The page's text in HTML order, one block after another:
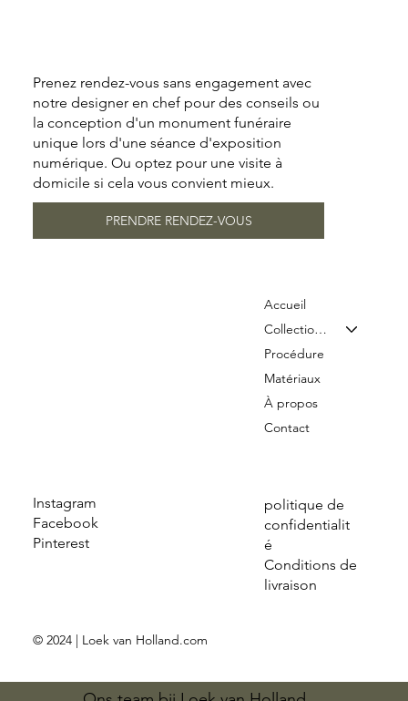
Instagram
Facebook
Pinterest
politique de
confidentialit
é
Conditions de
livraison
Accueil
Collection & Tarifs
Procédure
Matériaux
À propos
Contact
© 2024 | Loek van Holland.com
Prenez rendez-vous sans engagement avec
notre designer en chef pour des conseils ou
la conception d'un monument funéraire
unique lors d'une séance d'exposition
numérique. Ou optez pour une visite à
domicile si cela vous convient mieux.
PRENDRE RENDEZ-VOUS